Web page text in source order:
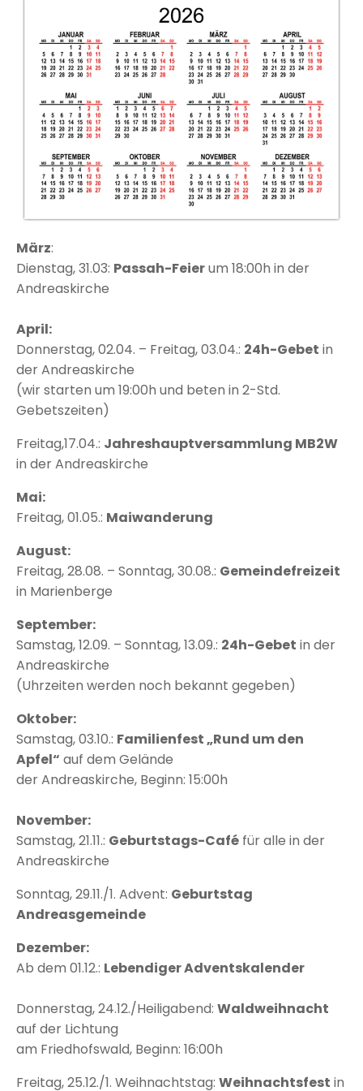
März:
Dienstag, 31.03: Passah-Feierum 18:00h in der
Andreaskirche
April:
Donnerstag, 02.04. – Freitag, 03.04.: 24h-Gebet in
der Andreaskirche
(wir starten um 19:00h und beten in 2-Std.
Gebetszeiten)
Freitag,17.04.: Jahreshauptversammlung MB2W
in der Andreaskirche
Mai:
Freitag, 01.05.: Maiwanderung
August:
Freitag, 28.08. – Sonntag, 30.08.: Gemeindefreizeit
in Marienberge
September:
Samstag, 12.09. – Sonntag, 13.09.: 24h-Gebet in der
Andreaskirche
(Uhrzeiten werden noch bekannt gegeben)
Oktober:
Samstag, 03.10.: Familienfest „Rund um den
Apfel“ auf dem Gelände
der Andreaskirche, Beginn: 15:00h
November:
Samstag, 21.11.: Geburtstags-Café für alle in der
Andreaskirche
Sonntag, 29.11./1. Advent: Geburtstag
Andreasgemeinde
Dezember:
Ab dem 01.12.: Lebendiger Adventskalender
Donnerstag, 24.12./Heiligabend: Waldweihnacht
auf der Lichtung
am Friedhofswald, Beginn: 16:00h
Freitag, 25.12./1. Weihnachtstag: Weihnachtsfest in